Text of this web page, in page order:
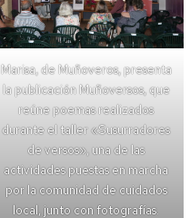
Marisa, de Muñoveros, presenta
la publicación Muñoversos, que
reúne poemas realizados
durante el taller «Susurradores
de versos», una de las
actividades puestas en marcha
por la comunidad de cuidados
local, junto con fotografías.